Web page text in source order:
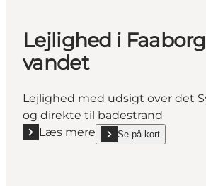
Lejlighed i
vandet
Lejlighed med udsigt over det
og direkte til badestrand
Læs mere
Læs mere "Lejlighed i Faaborg
Se på kort
show Lejlighed i Faaborg